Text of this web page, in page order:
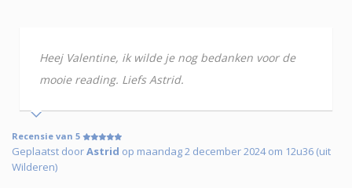
Heej Valentine, ik wilde je nog bedanken voor de
mooie reading. Liefs Astrid.
Recensie van 5
Geplaatst doorAstrid op maandag 2 december 2024 om 12u36 (uit
Wilderen)